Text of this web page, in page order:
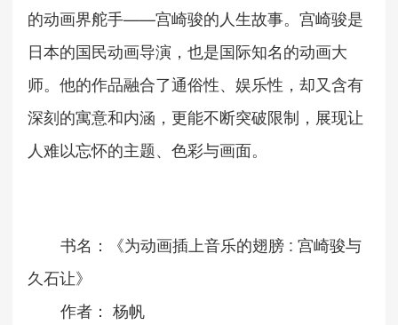
的动画界舵手——宫崎骏的人生故事。宫崎骏是
日本的国民动画导演，也是国际知名的动画大
师。他的作品融合了通俗性、娱乐性，却又含有
深刻的寓意和内涵，更能不断突破限制，展现让
人难以忘怀的主题、色彩与画面。
书名：《为动画插上音乐的翅膀 :宫崎骏与
久石让》
作者：
杨帆